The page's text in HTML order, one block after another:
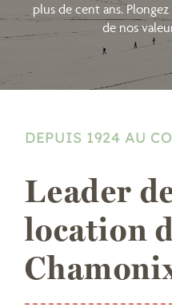
plus de cent ans.
de nos
DEPUIS 1924 AU
Leader
location